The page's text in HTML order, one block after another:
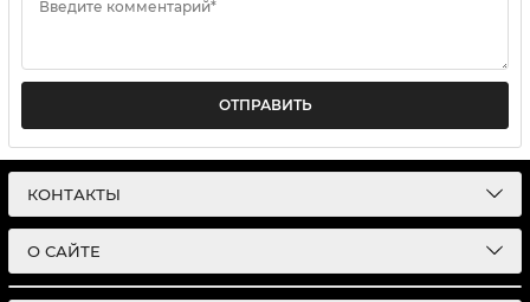
Введите комментарий*
ОТПРАВИТЬ
КОНТАКТЫ
О САЙТЕ